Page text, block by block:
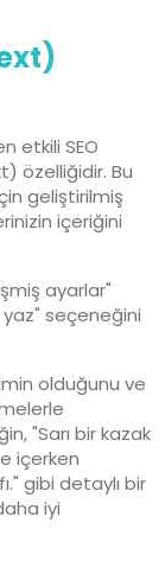
etkili SEO
özelliğidir. Bu
geliştirilmiş
içeriğini
ayarlar"
seçeneğini
olduğunu ve
"Sarı bir kazak
içerken
gibi detaylı bir
iyi